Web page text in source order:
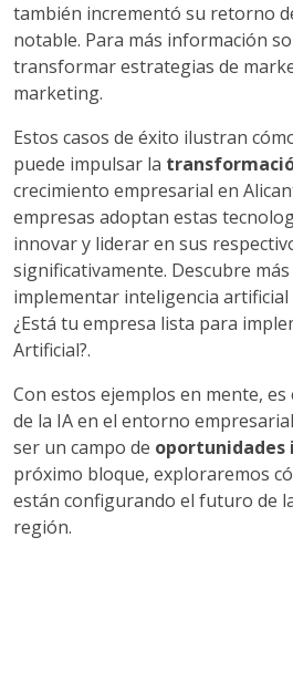
también incrementó su retorno
notable. Para más información
transformar estrategias de
marketing.
Estos casos de éxito ilustran
puede impulsar la
crecimiento empresarial en
empresas adoptan estas
innovar y liderar en sus
significativamente. Descubre
implementar inteligencia
¿Está tu empresa lista para
Artificial?.
Con estos ejemplos en mente,
de la IA en el entorno
ser un campo de
próximo bloque, exploraremos
están configurando el futuro de
región.